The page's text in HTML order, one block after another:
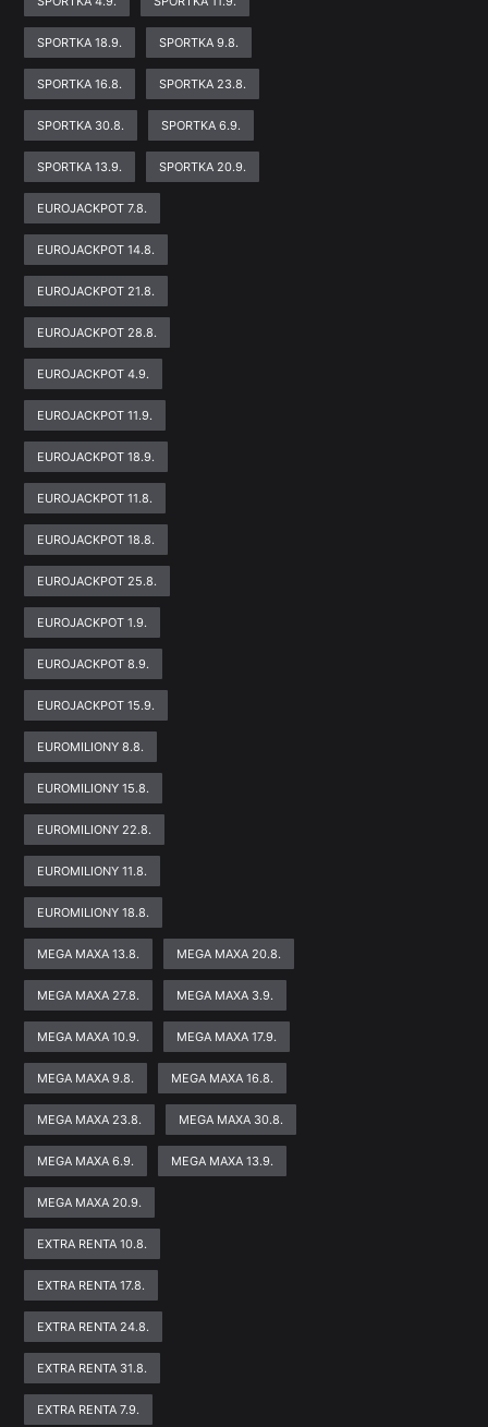
SPORTKA 18.9. SPORTKA 9.8.
SPORTKA 16.8. SPORTKA 23.8.
SPORTKA 30.8. SPORTKA 6.9.
SPORTKA 13.9. SPORTKA 20.9.
EUROJACKPOT 7.8.
EUROJACKPOT 14.8.
EUROJACKPOT 21.8.
EUROJACKPOT 28.8.
EUROJACKPOT 4.9.
EUROJACKPOT 11.9.
EUROJACKPOT 18.9.
EUROJACKPOT 11.8.
EUROJACKPOT 18.8.
EUROJACKPOT 25.8.
EUROJACKPOT 1.9.
EUROJACKPOT 8.9.
EUROJACKPOT 15.9.
EUROMILIONY 8.8.
EUROMILIONY 15.8.
EUROMILIONY 22.8.
EUROMILIONY 11.8.
EUROMILIONY 18.8.
MEGA MAXA 13.8. MEGA MAXA 20.8.
MEGA MAXA 27.8. MEGA MAXA 3.9.
MEGA MAXA 10.9. MEGA MAXA 17.9.
MEGA MAXA 9.8. MEGA MAXA 16.8.
MEGA MAXA 23.8. MEGA MAXA 30.8.
MEGA MAXA 6.9. MEGA MAXA 13.9.
MEGA MAXA 20.9.
EXTRA RENTA 10.8.
EXTRA RENTA 17.8.
EXTRA RENTA 24.8.
EXTRA RENTA 31.8.
EXTRA RENTA 7.9.